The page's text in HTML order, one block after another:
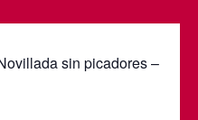
sin picadores –